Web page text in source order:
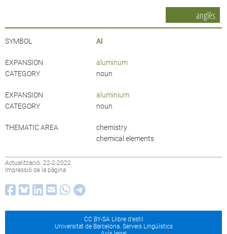
anglès
SYMBOL Al
EXPANSION
aluminum
CATEGORY
noun
EXPANSION
aluminium
CATEGORY
noun
THEMATIC AREA
chemistry
chemical elements
Actualització: 22-2-2022
Impressió de la pàgina
CC BY-SA Llibre d’estil
Universitat de Barcelona. Serveis Lingüístics